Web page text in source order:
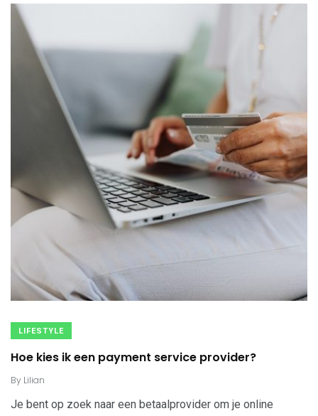
LIFESTYLE
Hoe kies ik een payment service provider?
By Lilian
Je bent op zoek naar een betaalprovider om je online